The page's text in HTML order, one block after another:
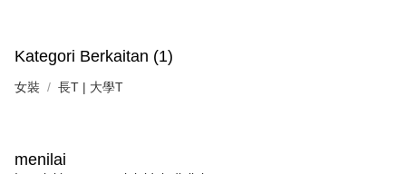
Kategori Berkaitan (1)
女裝 長T | 大學T
menilai